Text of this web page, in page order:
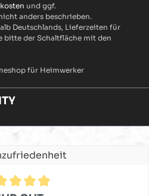
und ggf.
anders beschrieben.
Deutschlands, Lieferzeiten für
bitte der Schaltfläche mit den
für Heimwerker